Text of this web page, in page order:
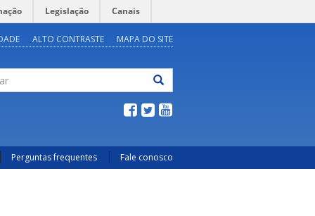
Legislação Canais
ALTO CONTRASTE MAPA DO SITE
Perguntas frequentes Fale conosco